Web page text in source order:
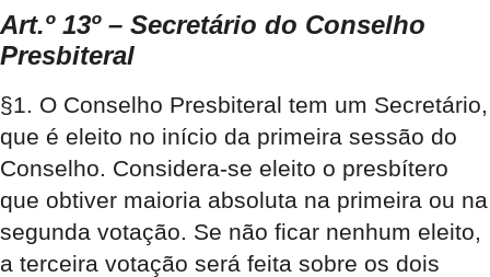
Art.º 13º – Secretário do Conselho
Presbiteral
§1. O Conselho Presbiteral tem um Secretário,
que é eleito no início da primeira sessão do
Conselho. Considera-se eleito o presbítero
que obtiver maioria absoluta na primeira ou na
segunda votação. Se não ficar nenhum eleito,
a terceira votação será feita sobre os dois